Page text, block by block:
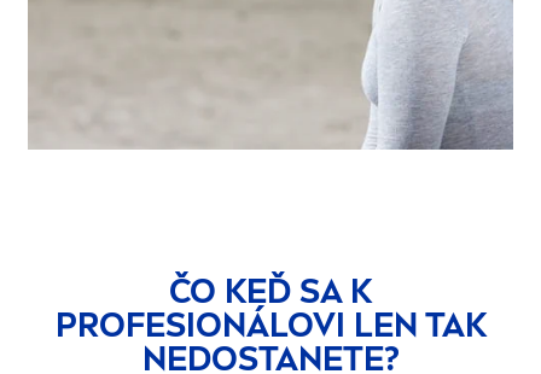
ČO KEĎ SA K
PROFESIONÁLOVI LEN TAK
NEDOSTANETE?